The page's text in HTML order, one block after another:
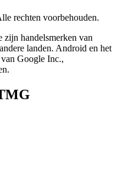
rechten voorbehouden.
handelsmerken van
landen. Android en het
Google Inc.,